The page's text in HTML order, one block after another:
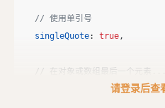
// 使用单引号
singleQuote: true,
// 在对象或数组最后一个元素...
请登录后查